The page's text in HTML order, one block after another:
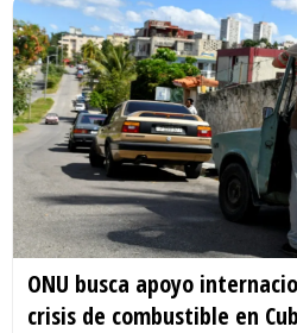
ONU busca apoyo
crisis de combustible en